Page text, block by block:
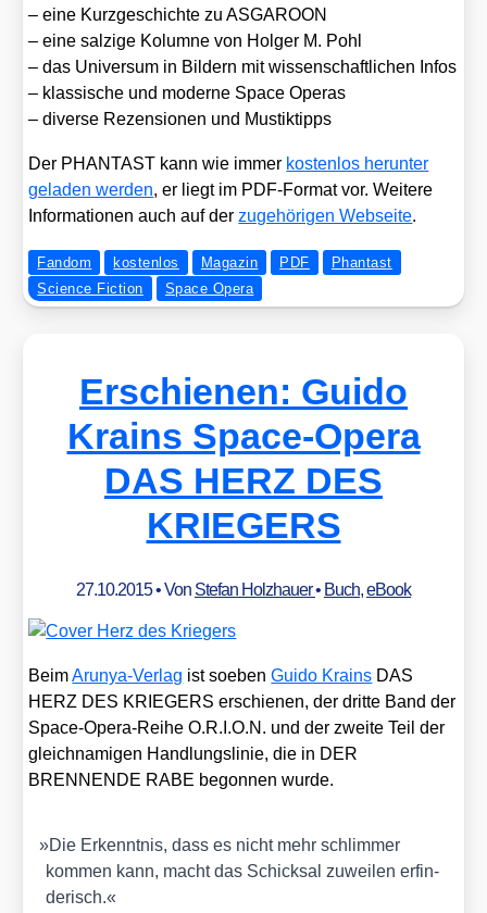
– eine Kurz­ge­schich­te zu ASGAROON
– eine sal­zi­ge Kolum­ne von Hol­ger M. Pohl
– das Uni­ver­sum in Bil­dern mit wis­sen­schaft­li­chen Infos
– klas­si­sche und moder­ne Space Operas
– diver­se Rezen­sio­nen und Mus­tik­tipps
Der PHANTAST kann wie immer kos­ten­los her­un­ter
gela­den wer­den, er liegt im PDF-For­mat vor. Wei­te­re
Infor­ma­tio­nen auch auf derzuge­hö­ri­gen Web­sei­te.
Fandom kostenlos Magazin PDF
Phantast
Science Fiction
Space Opera
Erschienen: Guido
Krains Space-Opera
DAS HERZ DES
KRIEGERS
27.10.2015• Von Stefan Holzhauer• Buch,eBook
BeimAru­nya-Ver­lag ist soebenGui­do Krains DAS
HERZ DES KRIEGERS erschie­nen, der drit­te Band der
Space-Ope­ra-Rei­he O.R.I.O.N. und der zwei­te Teil der
gleich­na­mi­gen Hand­lungs­li­nie, die in DER
BRENNENDE RABE begon­nen wur­de.
»Die Erkennt­nis, dass es nicht mehr schlim­mer
kom­men kann, macht das Schick­sal zuwei­len erfin­
de­risch.«